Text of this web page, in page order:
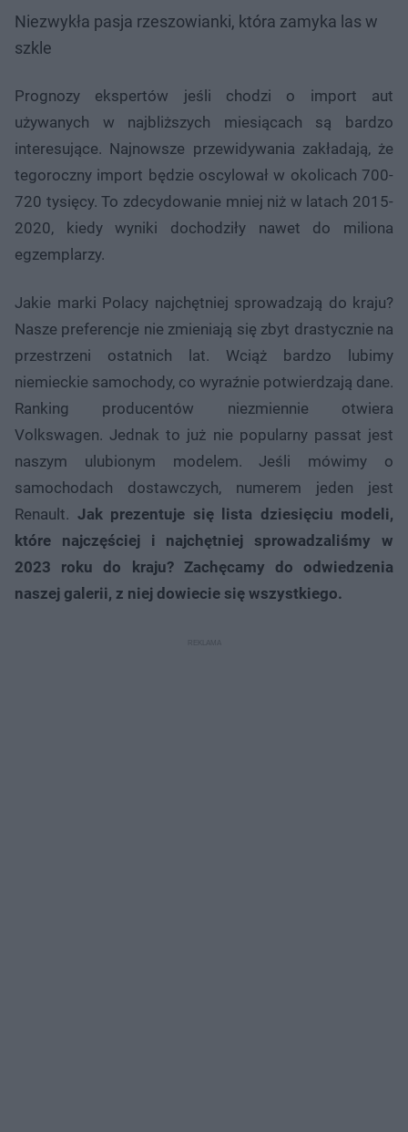
Niezwykła pasja rzeszowianki, która zamyka las w
szkle
Prognozy ekspertów jeśli chodzi o import aut
używanych w najbliższych miesiącach są bardzo
interesujące. Najnowsze przewidywania zakładają, że
tegoroczny import będzie oscylował w okolicach 700-
720 tysięcy. To zdecydowanie mniej niż w latach 2015-
2020, kiedy wyniki dochodziły nawet do miliona
egzemplarzy.
Jakie marki Polacy najchętniej sprowadzają do kraju?
Nasze preferencje nie zmieniają się zbyt drastycznie na
przestrzeni ostatnich lat. Wciąż bardzo lubimy
niemieckie samochody, co wyraźnie potwierdzają dane.
Ranking producentów niezmiennie otwiera
Volkswagen. Jednak to już nie popularny passat jest
naszym ulubionym modelem. Jeśli mówimy o
samochodach dostawczych, numerem jeden jest
Renault. Jak prezentuje się lista dziesięciu modeli,
które najczęściej i najchętniej sprowadzaliśmy w
2023 roku do kraju? Zachęcamy do odwiedzenia
naszej galerii, z niej dowiecie się wszystkiego.